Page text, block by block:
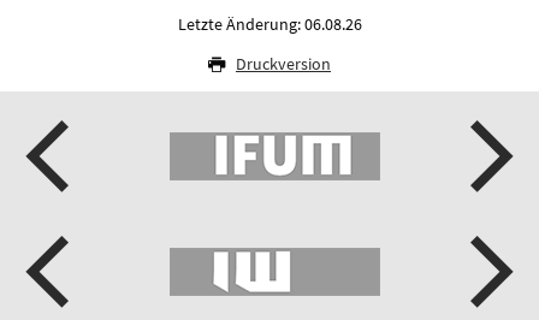
Letzte Änderung: 06.08.26
Druckversion